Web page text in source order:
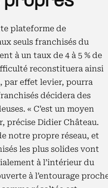
plateforme de
seuls franchisés du
à un taux de 4 à 5 % de
reconstituera ainsi
par effet levier, pourra
décidera des
« C’est un moyen
précise Didier Château.
notre propre réseau, et
les plus solides vont
à l’intérieur du
à l’entourage